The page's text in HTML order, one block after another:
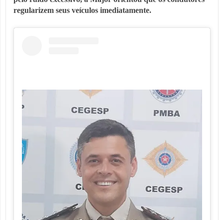
regularizem seus veículos imediatamente.